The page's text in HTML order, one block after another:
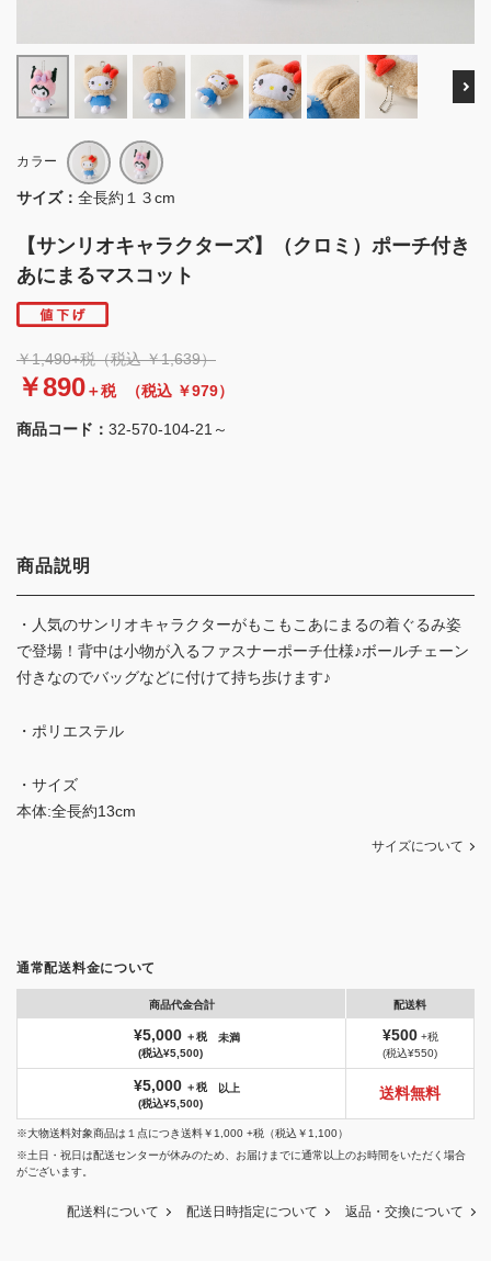
【サンリオキャラクターズ】（クロミ）ポーチ付き
あにまるマスコット
￥1,490+税（税込 ￥1,639）
￥890＋税 （税込 ￥979）
商品コード： 32-570-104-21～
カラー
サイズ： 全長約１３cm
商品説明
・人気のサンリオキャラクターがもこもこあにまるの着ぐるみ姿
で登場！背中は小物が入るファスナーポーチ仕様♪ボールチェーン
付きなのでバッグなどに付けて持ち歩けます♪
・ポリエステル
・サイズ
本体:全長約13cm
サイズについて
通常配送料金について
商品代金合計 配送料
¥5,000 ＋税
(税込¥5,500)
未満 ¥500+税
(税込¥550)
¥5,000 ＋税
(税込¥5,500)
以上 送料無料
※大物送料対象商品は１点につき送料￥1,000 +税（税込￥1,100）
※土日・祝日は配送センターが休みのため、お届けまでに通常以上のお時間をいただく場合
がございます。
配送料について 配送日時指定について 返品・交換について